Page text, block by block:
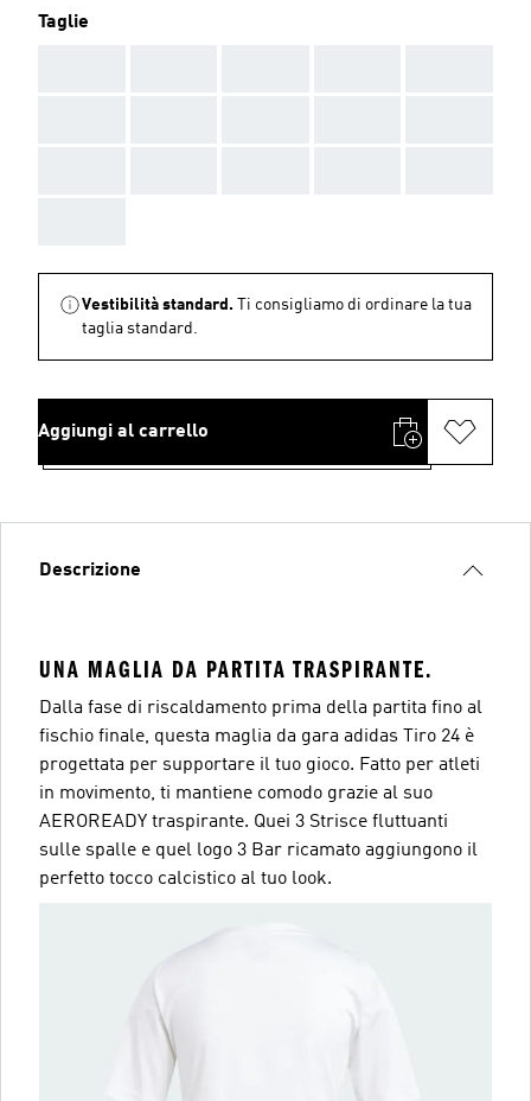
Taglie
Vestibilità standard.
Ti consigliamo di ordinare la tua
taglia standard.
Aggiungi al carrello
Descrizione
UNA MAGLIA DA PARTITA TRASPIRANTE.
Dalla fase di riscaldamento prima della partita fino al
fischio finale, questa maglia da gara adidas Tiro 24 è
progettata per supportare il tuo gioco. Fatto per atleti
in movimento, ti mantiene comodo grazie al suo
AEROREADY traspirante. Quei 3 Strisce fluttuanti
sulle spalle e quel logo 3 Bar ricamato aggiungono il
perfetto tocco calcistico al tuo look.